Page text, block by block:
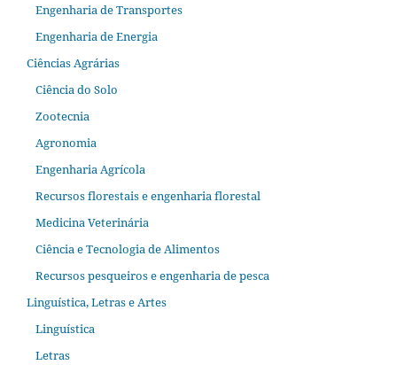
Engenharia de Transportes
Engenharia de Energia
Ciências Agrárias
Ciência do Solo
Zootecnia
Agronomia
Engenharia Agrícola
Recursos florestais e engenharia florestal
Medicina Veterinária
Ciência e Tecnologia de Alimentos
Recursos pesqueiros e engenharia de pesca
Linguística, Letras e Artes
Linguística
Letras